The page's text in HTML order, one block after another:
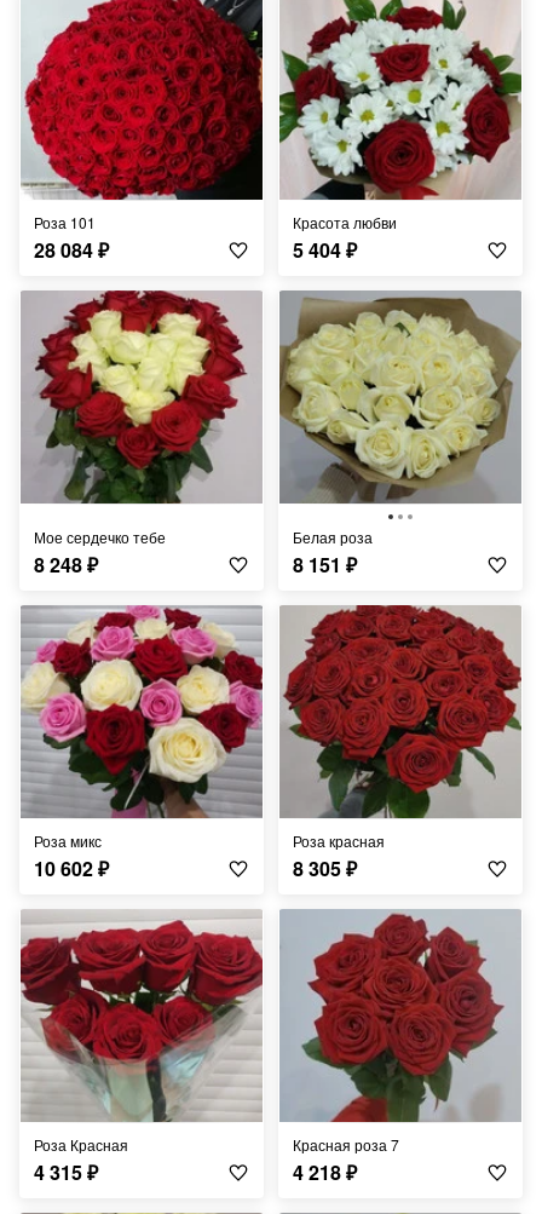
Роза 101
28 084₽
Красота любви
5 404₽
Мое сердечко тебе
8 248₽
Белая роза
8 151 ₽
Роза микс
10 602₽
Роза красная
8 305₽
Роза Красная
4 315₽
Красная роза 7
4 218₽